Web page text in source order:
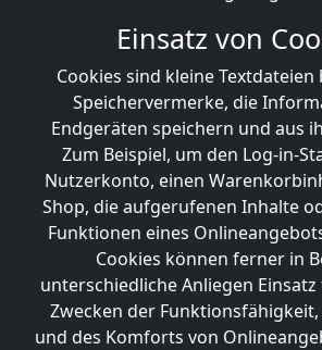
Einsatz von
Cookies sind kleine Textdateien
Speichervermerke, die
Endgeräten speichern und aus
Zum Beispiel, um den Log-in-
Nutzerkonto, einen
Shop, die aufgerufenen Inhalte
Funktionen eines
Cookies können ferner in
unterschiedliche Anliegen
Zwecken der
und des Komforts von